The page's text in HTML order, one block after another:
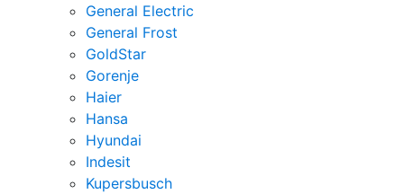
General Electric
General Frost
GoldStar
Gorenje
Haier
Hansa
Hyundai
Indesit
Kupersbusch